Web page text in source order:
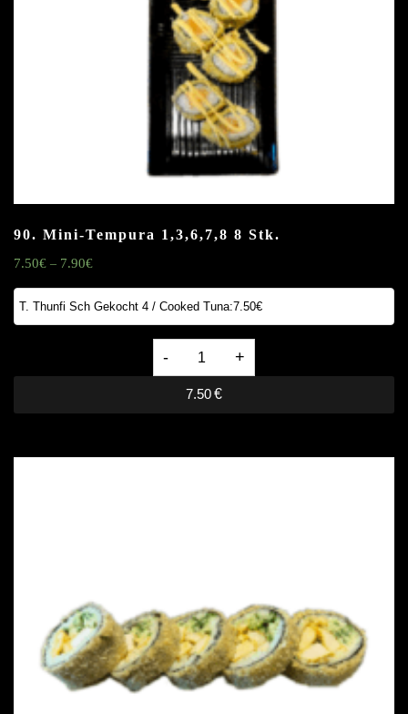
90. Mini-Tempura 1,3,6,7,8 8 Stk.
7.50€ – 7.90€
Mini-
Tempura
7.50€